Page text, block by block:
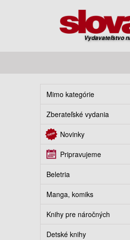
Vydavateľstvo
Mimo kategórie
Zberateľské vydania
Novinky
Pripravujeme
Beletria
Manga, komiks
Knihy pre náročných
Detské knihy